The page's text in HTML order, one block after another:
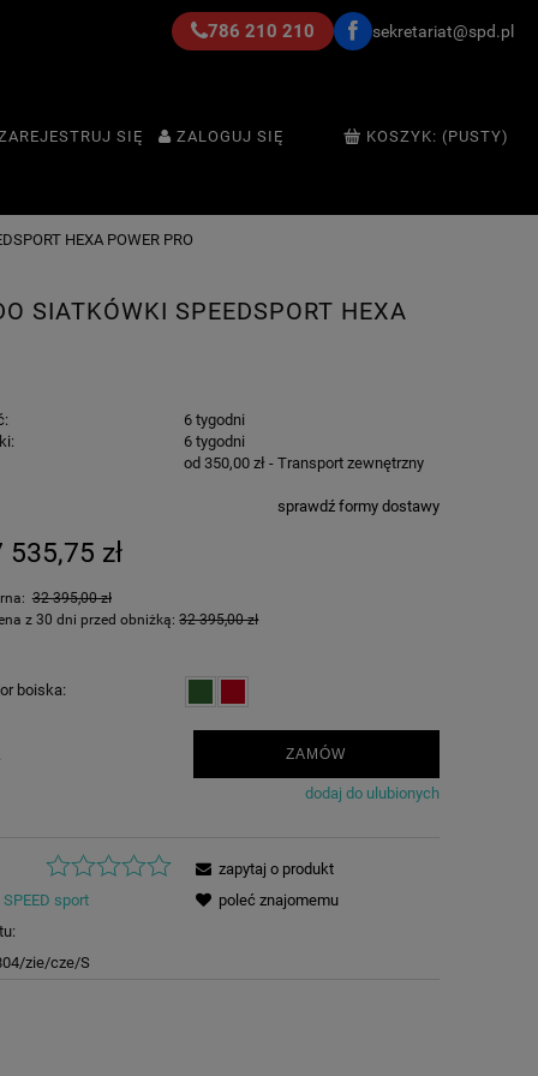
786 210 210 sekretariat@spd.pl
SIĘ ZALOGUJ SIĘ KOSZYK: (PUSTY)
HEXA POWER PRO
SIATKÓWKI SPEEDSPORT HEXA
6 tygodni
6 tygodni
od 350,00 zł - Transport zewnętrzny
sprawdź formy dostawy
535,75 zł
32 395,00 zł
z 30 dni przed obniżką:32 395,00 zł
boiska:
ZAMÓW
dodaj do ulubionych
SPEED sport
zie/cze/S
zapytaj o produkt
poleć znajomemu